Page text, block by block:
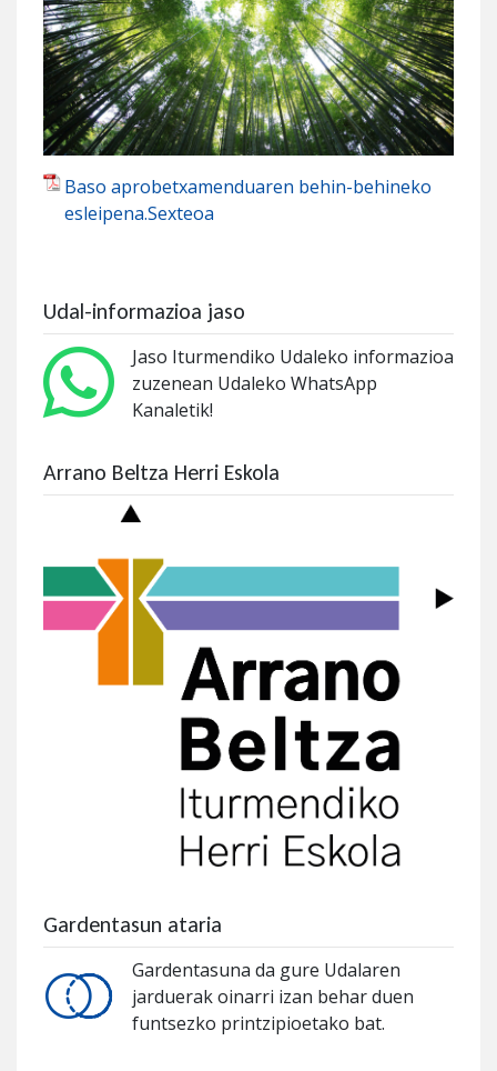
Baso aprobetxamenduaren behin-behineko
esleipena.Sexteoa
Udal-informazioa jaso
Jaso Iturmendiko Udaleko informazioa
zuzenean Udaleko WhatsApp
Kanaletik!
Arrano Beltza Herri Eskola
Gardentasun ataria
Gardentasuna da gure Udalaren
jarduerak oinarri izan behar duen
funtsezko printzipioetako bat.